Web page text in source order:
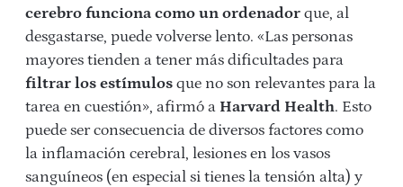
cerebro funciona como un ordenador que, al
desgastarse, puede volverse lento. «Las personas
mayores tienden a tener más dificultades para
filtrar los estímulos que no son relevantes para la
tarea en cuestión», afirmó a Harvard Health. Esto
puede ser consecuencia de diversos factores como
la inflamación cerebral, lesiones en los vasos
sanguíneos (en especial si tienes la tensión alta) y